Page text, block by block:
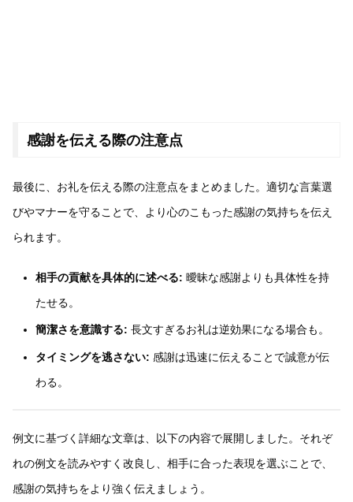
感謝を伝える際の注意点
最後に、お礼を伝える際の注意点をまとめました。適切な言葉選
びやマナーを守ることで、より心のこもった感謝の気持ちを伝え
られます。
相手の貢献を具体的に述べる: 曖昧な感謝よりも具体性を持
たせる。
簡潔さを意識する: 長文すぎるお礼は逆効果になる場合も。
タイミングを逃さない: 感謝は迅速に伝えることで誠意が伝
わる。
例文に基づく詳細な文章は、以下の内容で展開しました。それぞ
れの例文を読みやすく改良し、相手に合った表現を選ぶことで、
感謝の気持ちをより強く伝えましょう。